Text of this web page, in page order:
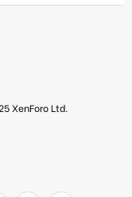
XenForo Ltd.